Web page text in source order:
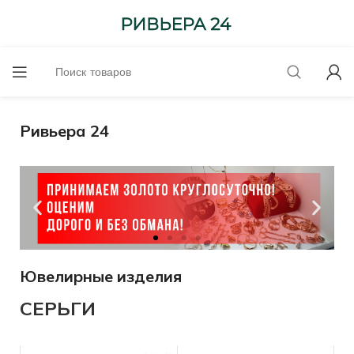
Ривьера 24
до 6300-585 проба
Ювелирные изделия
СЕРЬГИ